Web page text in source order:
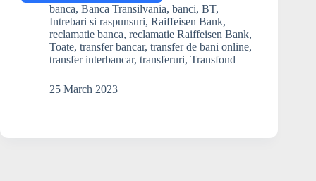
cat
timp
primesc
banii
transferati
la
banca, Banca Transilvania, banci, BT,
Intrebari si raspunsuri, Raiffeisen Bank,
reclamatie banca, reclamatie Raiffeisen Bank,
Toate, transfer bancar, transfer de bani online,
transfer interbancar, transferuri, Transfond
25 March 2023